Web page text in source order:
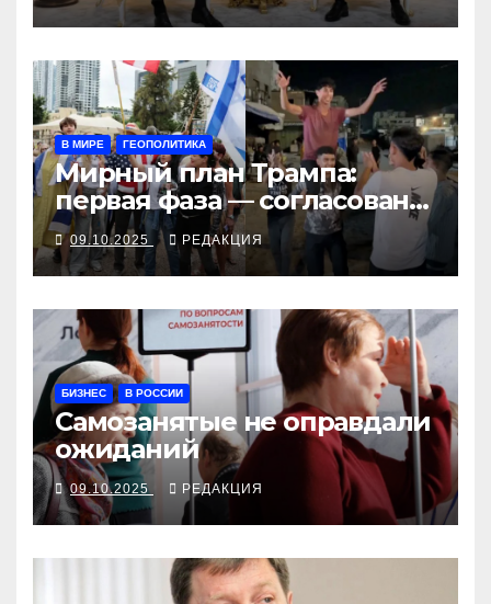
В МИРЕ ГЕОПОЛИТИКА
Мирный план Трампа:
первая фаза — согласована,
остальное — под вопросом
09.10.2025 РЕДАКЦИЯ
БИЗНЕС В РОССИИ
Самозанятые не оправдали
ожиданий
09.10.2025 РЕДАКЦИЯ